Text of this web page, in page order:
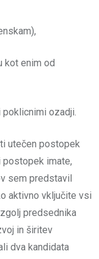
enim od
ozadji.
utečen postopek
postopek imate,
sem predstavil
aktivno vključite vsi
predsednika
in širitev
dva kandidata